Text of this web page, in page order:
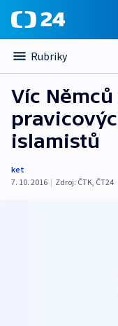
Rubriky
Víc
islamistů
ket
7. 10. 2016 | Zdroj: ČTK, ČT24